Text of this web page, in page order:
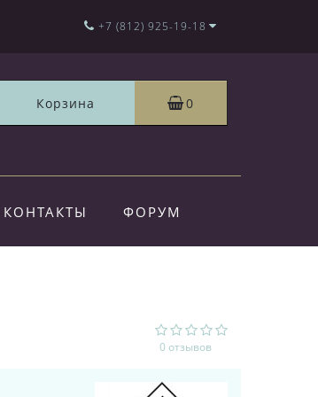
+7 (812) 925-19-18
Корзина 0
КОНТАКТЫ ФОРУМ
0 отзывов